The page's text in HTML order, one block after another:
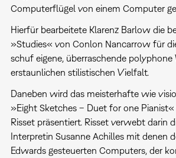
Computerflügel von einem Computer
Hierfür bearbeitete Klarenz Barlow die
»Studies« von Conlon Nancarrow für
schuf eigene, überraschende polyphone
erstaunlichen stilistischen Vielfalt.
Daneben wird das meisterhafte wie
»Eight Sketches – Duet for one
Risset präsentiert. Risset verwebt darin
Interpretin Susanne Achilles mit denen
Edwards gesteuerten Computers, der